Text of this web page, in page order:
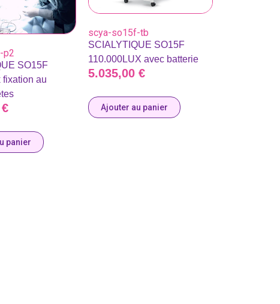
p2
SO15F
fixation au
€
panier
scya-so15f-tb
SCIALYTIQUE SO15F
110.000LUX avec batterie
5.035,00 €
Ajouter au panier